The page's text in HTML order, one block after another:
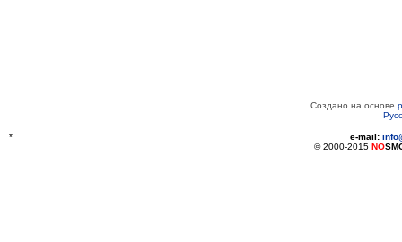
Создано на основе
* e-mail:
© 2000-2015 NO